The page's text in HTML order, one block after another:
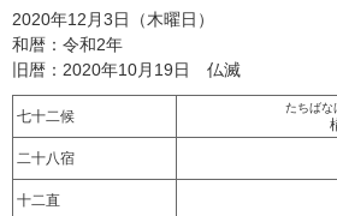
2020年12月3日（木曜日）
和暦：令和2年
旧暦：2020年10月19日 仏滅
七十二候
たちばな
二十八宿
十二直